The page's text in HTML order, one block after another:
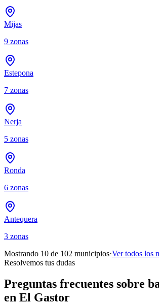
Mijas
9 zonas
Estepona
7 zonas
Nerja
5 zonas
Ronda
6 zonas
Antequera
3 zonas
Mostrando 10 de 102 municipios·Ver todos los
Resolvemos tus dudas
Preguntas frecuentes sobre
en El Gastor